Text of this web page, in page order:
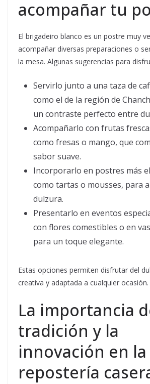
acompañar tu
El brigadeiro blanco es un postre muy
acompañar diversas preparaciones o
la mesa. Algunas sugerencias para
Servirlo junto a una taza de
como el de la región de
un contraste perfecto entre
Acompañarlo con frutas
como fresas o mango, que
sabor suave.
Incorporarlo en postres más
como tartas o mousses, para
dulzura.
Presentarlo en eventos
con flores comestibles o en
para un toque elegante.
Estas opciones permiten disfrutar del
creativa y adaptada a cualquier ocasión.
La importancia
tradición y la
innovación en la
repostería